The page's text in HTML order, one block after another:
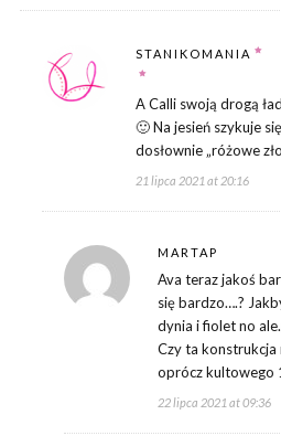
STANIKOMANIA
A Calli swoją drogą
🙂 Na jesień szykuje
dosłownie „różowe
21 lipca 2021 at 20:16
MARTAP
Ava teraz jakoś
się bardzo….?
dynia i fiolet no
Czy ta konstrukcja
oprócz kultowego
22 lipca 2021 at 09:36